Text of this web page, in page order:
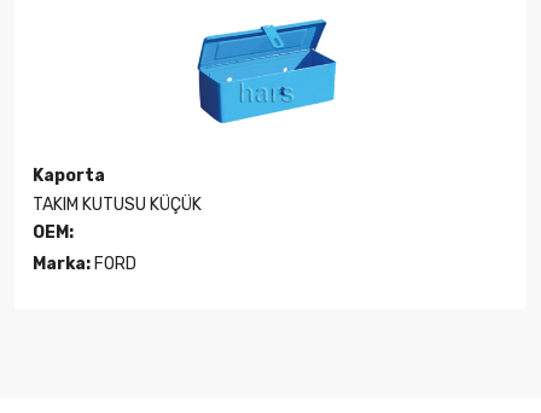
Kaporta
TAKIM KUTUSU KÜÇÜK
OEM:
Marka: FORD